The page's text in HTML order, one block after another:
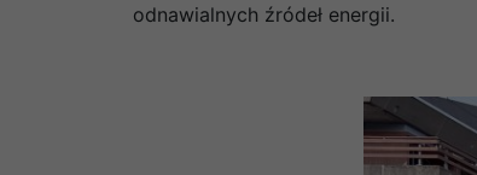
odnawialnych źródeł energii.